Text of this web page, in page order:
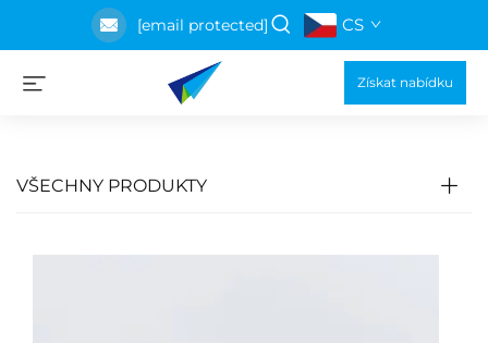
[email protected] CS
Získat nabídku
VŠECHNY PRODUKTY